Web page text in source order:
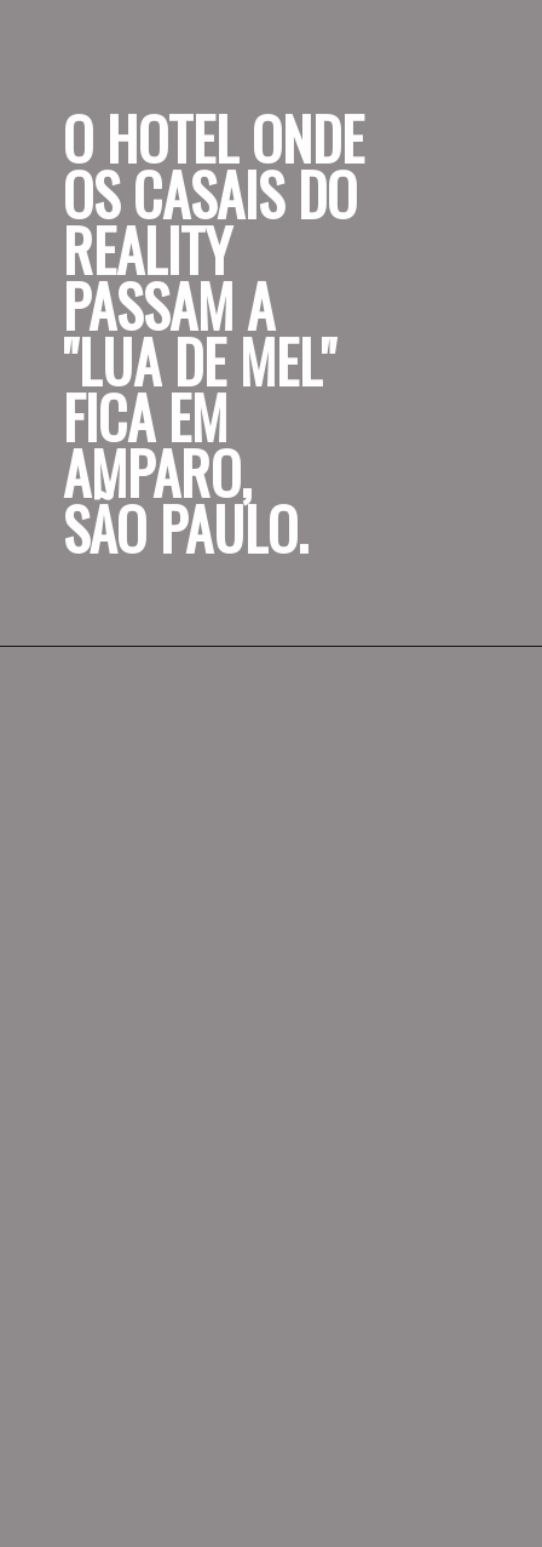
O HOTEL ONDE
OS CASAIS DO
REALITY
PASSAM A
"LUA DE MEL"
FICA EM
AMPARO,
SÃO PAULO.